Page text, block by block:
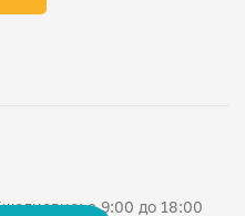
с 9:00 до 18:00